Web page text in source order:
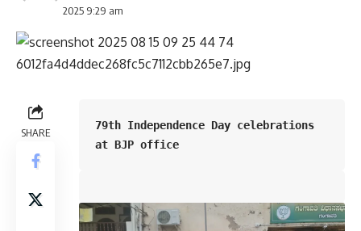
2025 9:29 am
SHARE
79th Independence Day celebrations
at BJP office